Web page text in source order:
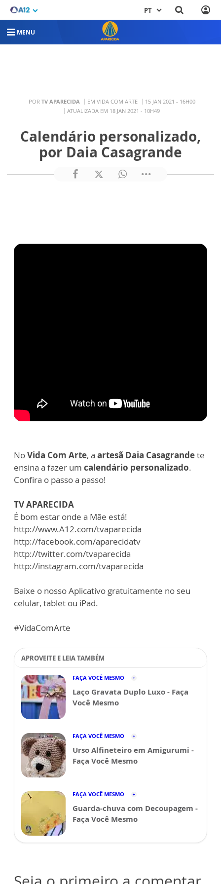
PT
MENU
POR TV APARECIDA EM VIDA COM ARTE
15 JAN 2021 - 16H00
ATUALIZADA EM 18 JAN 2021 - 10H49
Calendário personalizado,
por Daia Casagrande
NoVida Com Arte, a artesã Daia Casagrandete
ensina a fazer um calendário personalizado.
Confira o passo a passo!
TV APARECIDA
É bom estar onde a Mãe está!
http://www.A12.com/tvaparecida
http://facebook.com/aparecidatv
http://twitter.com/tvaparecida
http://instagram.com/tvaparecida
Baixe o nosso Aplicativo gratuitamente no seu
celular, tablet ou iPad.
#VidaComArte
APROVEITE E LEIA TAMBÉM
FAÇA VOCÊ MESMO
Laço Gravata Duplo Luxo - Faça
Você Mesmo
FAÇA VOCÊ MESMO
Urso Alfineteiro em Amigurumi -
Faça Você Mesmo
FAÇA VOCÊ MESMO
Guarda-chuva com Decoupagem -
Faça Você Mesmo